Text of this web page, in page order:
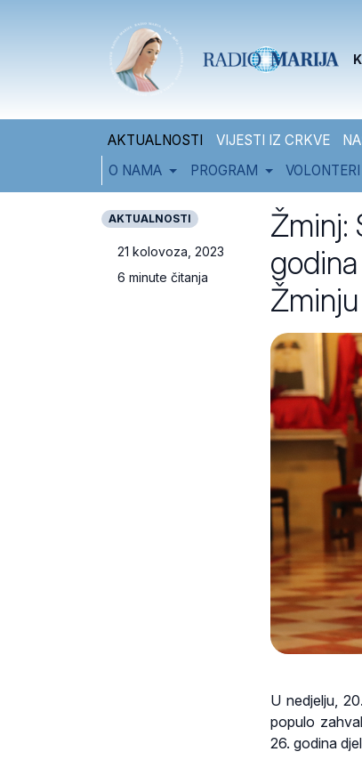
AKTUALNOSTI VIJESTI IZ CRKVE
O NAMA
PROGRAM VOLONTERI
AKTUALNOSTI
21 kolovoza, 2023
6 minute čitanja
Žminj:
Žminju
U nedjelju,
populo
26. godina